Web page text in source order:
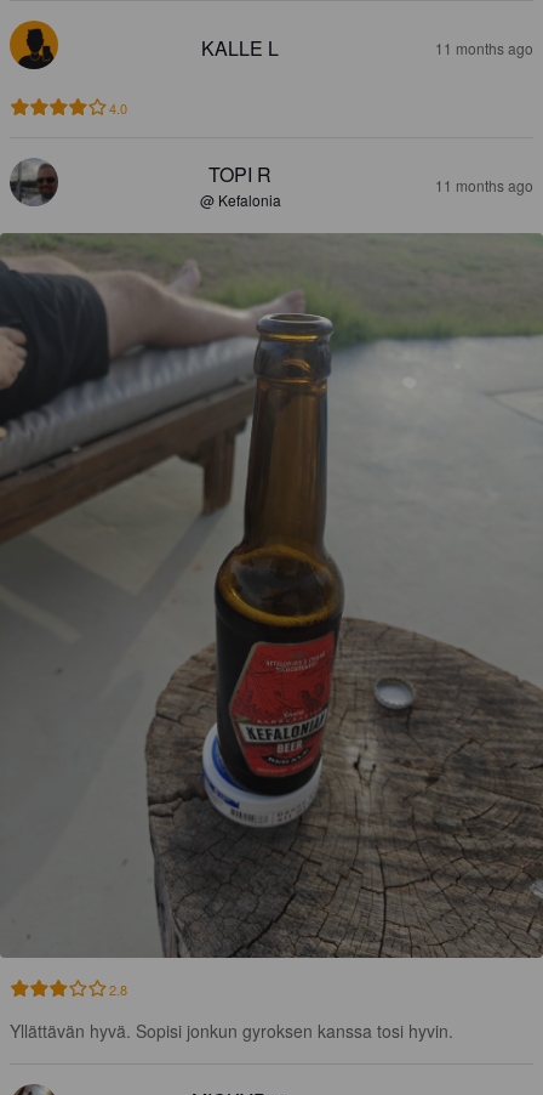
KALLE L 11 months ago
4.0
TOPI R
@ Kefalonia
11 months ago
2.8
Yllättävän hyvä. Sopisi jonkun gyroksen kanssa tosi hyvin.